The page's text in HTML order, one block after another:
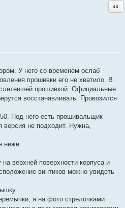
У него со временем ослаб
прошивки его не хватило. В
прошивкой. Официальные
восстанавливать. Провозился
Под него есть прошивальщик -
версия не подходит. Нужна,
ниже.
верхней поверхности корпуса и
винтиков можно увидеть
я на фото стрелочками